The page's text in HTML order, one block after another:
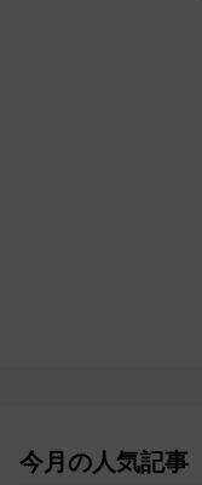
今月の人気記事